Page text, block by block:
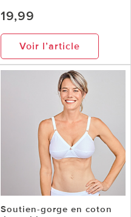
19,99
Voir l’article
Soutien-gorge en coton